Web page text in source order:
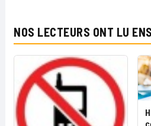
NOS LECTEURS ONT LU